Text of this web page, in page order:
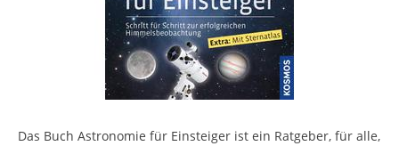
Das Buch Astronomie für Einsteiger ist ein Ratgeber, für alle,